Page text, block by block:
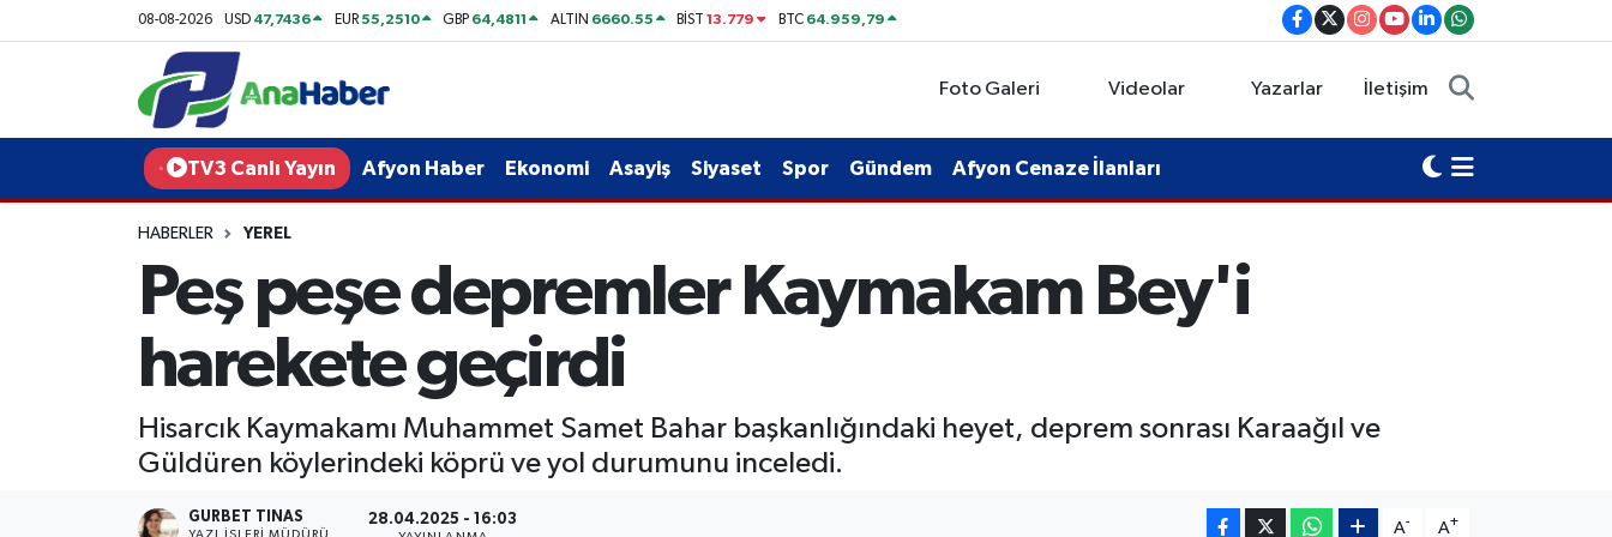
08-08-2026 USD 47,7436 EUR55,2510 GBP 64,4811 ALTIN 6660.55 BİST13.779 BTC 64.959,79
Foto Galeri Videolar Yazarlar İletişim
TV3 Canlı Yayın Afyon Haber Ekonomi Asayiş Siyaset Spor Gündem Afyon Cenaze İlanları
HABERLER YEREL
Peş peşe depremler Kaymakam Bey'i
harekete geçirdi
Hisarcık Kaymakamı Muhammet Samet Bahar başkanlığındaki heyet, deprem sonrası Karaağıl ve
Güldüren köylerindeki köprü ve yol durumunu inceledi.
GURBET TINAS
YAZI İŞLERI MÜDÜRÜ
28.04.2025 - 16:03 A- A+
Yurt Haber
Afyon Haber
Teknoloji
Afyonkarahisar Nöbetçi Eczaneler
Afyonkarahisar Hava Durumu
Afyonkarahisar Trafik Yoğunluk Haritası
Süper Lig Puan Durumu ve Fikstür
Son Dakika Haberleri
Haber Arşivi